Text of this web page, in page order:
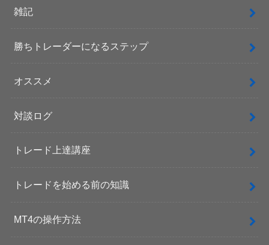
雑記
勝ちトレーダーになるステップ
オススメ
対談ログ
トレード上達講座
トレードを始める前の知識
MT4の操作方法